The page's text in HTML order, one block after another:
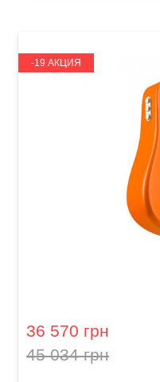
-19 АКЦИЯ
36 570 грн
45 034 грн